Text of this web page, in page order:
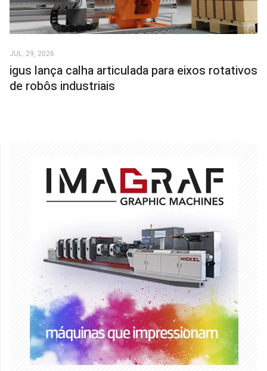
JUL. 29, 2026
igus lança calha articulada para eixos rotativos
de robôs industriais